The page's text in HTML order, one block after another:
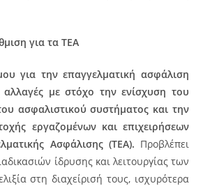
για τα ΤΕΑ
για την επαγγελματική ασφάλιση
αλλαγές με στόχο την ενίσχυση του
ασφαλιστικού συστήματος και την
εργαζομένων και επιχειρήσεων
Ασφάλισης (ΤΕΑ). Προβλέπει
ίδρυσης και λειτουργίας των
στη διαχείρισή τους, ισχυρότερα